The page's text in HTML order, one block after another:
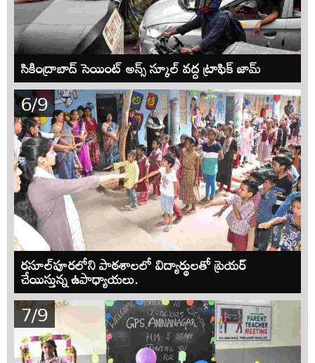
సికింద్రాబాద్ సెయింట్ అన్స్ స్కూల్ వద్ద ట్రాఫిక్ జామ్
6/9
రసూల్‌పూరలోని పాఠశాలలో విద్యార్థులతో ప్రెయర్
చేయిస్తున్న ఉపాధ్యాయలు.
7/9